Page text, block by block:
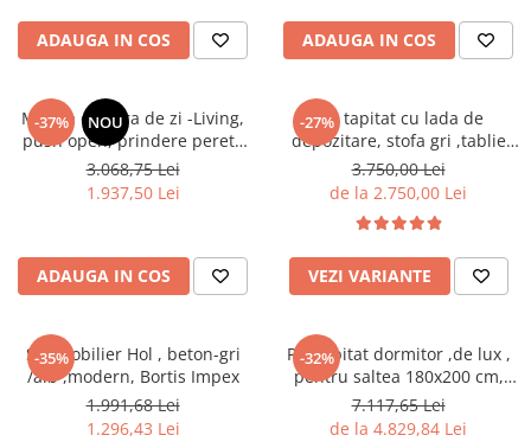
ADAUGA IN COS ADAUGA IN COS
-37% NOU
Mobila camera de zi -Living,
push open, prindere perete
suspendata, 220 cm lungime
x 160cm inaltime x 40 cm
adancime , riflaj perete,
rafturi sticla securizata, Bortis
3.068,75 Lei
1.937,50 Lei
ADAUGA IN COS
-27%
Pat tapitat cu lada de
depozitare, stofa gri ,tablie
nasturi matlasata,Bortis
Impex
3.750,00 Lei
de la 2.750,00 Lei
VEZI VARIANTE
-35%
Set mobilier Hol , beton-gri
/alb ,modern, Bortis Impex
1.991,68 Lei
1.296,43 Lei
-32%
Pat tapitat dormitor ,de lux ,
pentru saltea 180x200 cm,
stofa gri,cu sertare si suport
saltea inclus
7.117,65 Lei
de la 4.829,84 Lei